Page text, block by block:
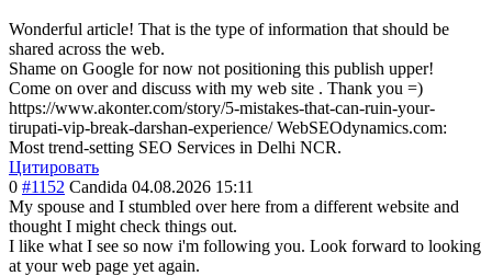
Wonderful article! That is the type of information that should be
shared across the web.
Shame on Google for now not positioning this publish upper!
Come on over and discuss with my web site . Thank you =)
https://www.akonter.com/story/5-mistakes-that-can-ruin-your-
tirupati-vip-break-darshan-experience/ WebSEOdynamics.com:
Most trend-setting SEO Services in Delhi NCR.
Цитировать
0 #1152 Candida 04.08.2026 15:11
My spouse and I stumbled over here from a different website and
thought I might check things out.
I like what I see so now i'm following you. Look forward to looking
at your web page yet again.